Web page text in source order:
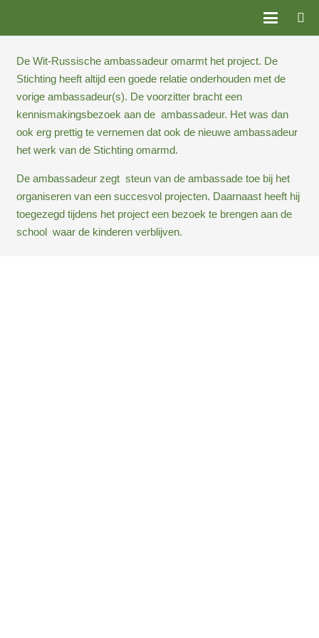
De Wit-Russische ambassadeur omarmt het project. De
Stichting heeft altijd een goede relatie onderhouden met de
vorige ambassadeur(s). De voorzitter bracht een
kennismakingsbezoek aan de ambassadeur. Het was dan
ook erg prettig te vernemen dat ook de nieuwe ambassadeur
het werk van de Stichting omarmd.
De ambassadeur zegt steun van de ambassade toe bij het
organiseren van een succesvol projecten. Daarnaast heeft hij
toegezegd tijdens het project een bezoek te brengen aan de
school waar de kinderen verblijven.